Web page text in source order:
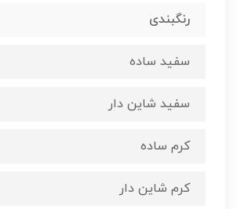
رنگبندی
سفید ساده
سفید شاین دار
کرم ساده
کرم شاین دار